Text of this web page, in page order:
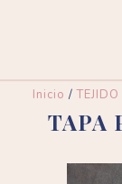
Inicio / TEJIDO
TAPA